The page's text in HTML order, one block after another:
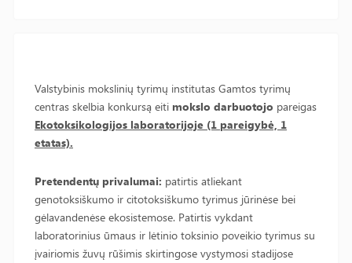
Valstybinis mokslinių tyrimų institutas Gamtos tyrimų
centras skelbia konkursą eiti mokslo darbuotojo pareigas
Ekotoksikologijos laboratorijoje (1 pareigybė, 1
etatas).
Pretendentų privalumai: patirtis atliekant
genotoksiškumo ir citotoksiškumo tyrimus jūrinėse bei
gėlavandenėse ekosistemose. Patirtis vykdant
laboratorinius ūmaus ir lėtinio toksinio poveikio tyrimus su
įvairiomis žuvų rūšimis skirtingose vystymosi stadijose